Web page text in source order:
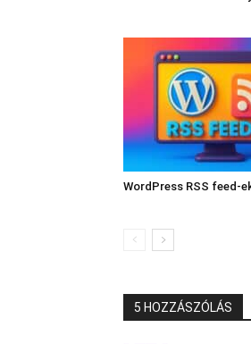
WordPress RSS feed-
5 HOZZÁSZÓLÁS